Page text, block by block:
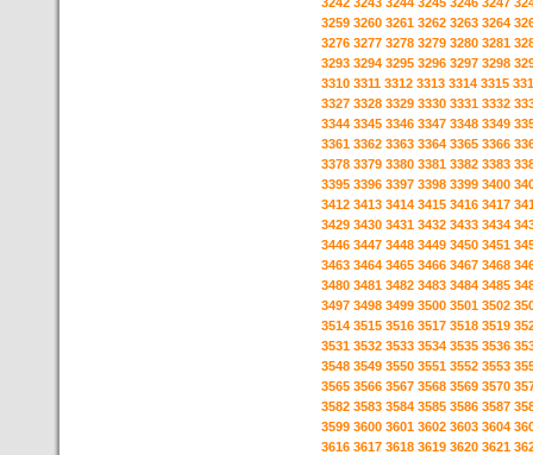
3259 3260 3261 3262 3263 3264
3276 3277 3278 3279 3280 3281
3293 3294 3295 3296 3297 3298
3310 3311 3312 3313 3314 3315
3327 3328 3329 3330 3331 3332
3344 3345 3346 3347 3348 3349
3361 3362 3363 3364 3365 3366
3378 3379 3380 3381 3382 3383
3395 3396 3397 3398 3399 3400
3412 3413 3414 3415 3416 3417
3429 3430 3431 3432 3433 3434
3446 3447 3448 3449 3450 3451
3463 3464 3465 3466 3467 3468
3480 3481 3482 3483 3484 3485
3497 3498 3499 3500 3501 3502
3514 3515 3516 3517 3518 3519
3531 3532 3533 3534 3535 3536
3548 3549 3550 3551 3552 3553
3565 3566 3567 3568 3569 3570
3582 3583 3584 3585 3586 3587
3599 3600 3601 3602 3603 3604
3616 3617 3618 3619 3620 3621